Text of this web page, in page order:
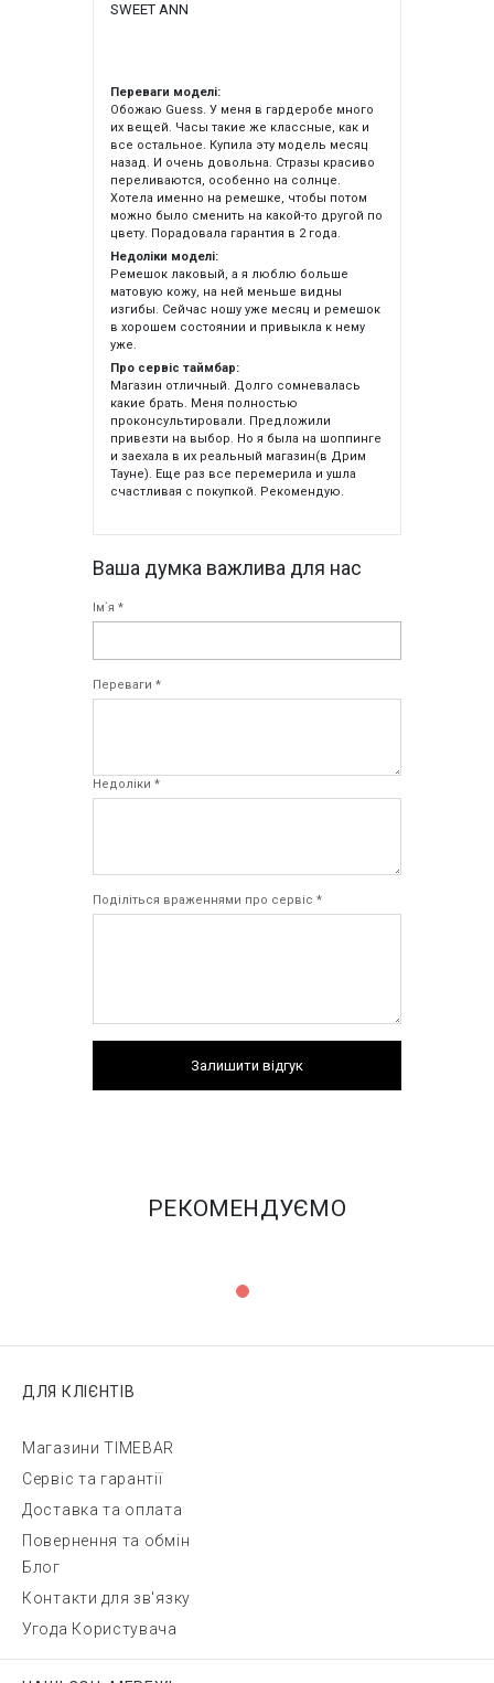
SWEET ANN
Переваги моделі:
Обожаю Guess. У меня в гардеробе много
их вещей. Часы такие же классные, как и
все остальное. Купила эту модель месяц
назад. И очень довольна. Стразы красиво
переливаются, особенно на солнце.
Хотела именно на ремешке, чтобы потом
можно было сменить на какой-то другой по
цвету. Порадовала гарантия в 2 года.
Недоліки моделі:
Ремешок лаковый, а я люблю больше
матовую кожу, на ней меньше видны
изгибы. Сейчас ношу уже месяц и ремешок
в хорошем состоянии и привыкла к нему
уже.
Про сервіс таймбар:
Магазин отличный. Долго сомневалась
какие брать. Меня полностью
проконсультировали. Предложили
привезти на выбор. Но я была на шоппинге
и заехала в их реальный магазин(в Дрим
Тауне). Еще раз все перемерила и ушла
счастливая с покупкой. Рекомендую.
Ваша думка важлива для нас
Ім`я *
Переваги *
Недоліки *
Поділіться враженнями про сервіс *
Залишити відгук
РЕКОМЕНДУЄМО
ДЛЯ КЛІЄНТІВ
Магазини TIMEBAR
Сервіс та гарантії
Доставка та оплата
Повернення та обмін
Блог
Контакти для зв'язку
Угода Користувача